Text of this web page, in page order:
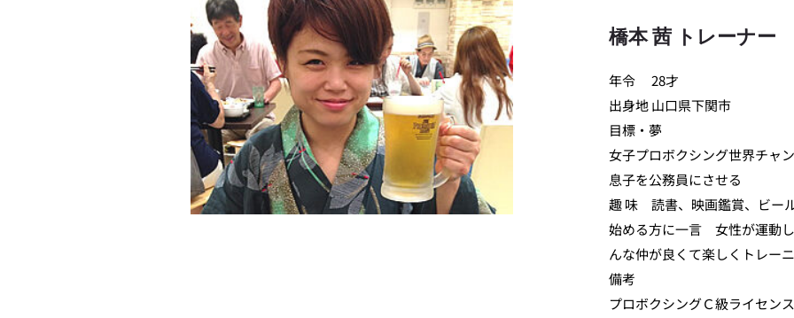
橋本 茜 トレーナー
年令	28才
出身地	山口県下関市
女子プロボクシング世界チャ
息子を公務員にさせる
趣 味	読書、映画鑑賞、ビー
始める方に一言	女性が運動しやすい様に心掛けています。み
んな仲が良くて楽しくトレー
プロボクシングＣ級ライセン